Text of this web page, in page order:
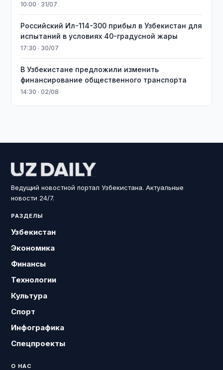
10:00 · 31/07
Российский Ил-114-300 прибыл в Узбекистан для
испытаний в условиях 40-градусной жары
17:30 · 30/07
В Узбекистане предложили изменить
финансирование общественного транспорта
14:30 · 02/08
Ведущий новостной портал Узбекистана. Актуальные
новости 24/7.
РАЗДЕЛЫ
Узбекистан
Экономика
Финансы
Технологии
Культура
Спорт
Инфографика
Спецпроекты
О НАС